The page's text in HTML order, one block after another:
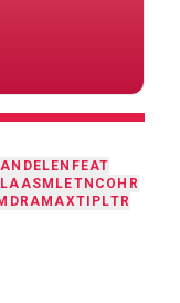
FEAT
ASMLETN COHR
DRAM AXTI PLTR